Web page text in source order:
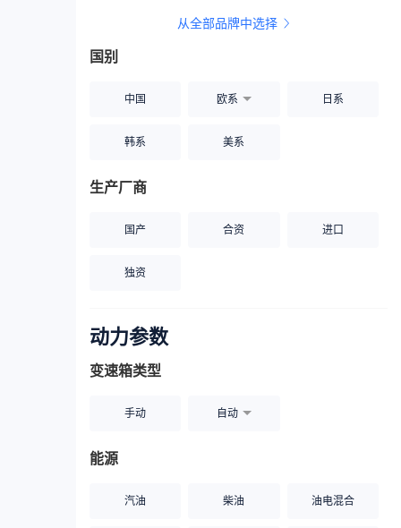
从全部品牌中选择
国别
中国 欧系 日系
韩系 美系
生产厂商
国产 合资 进口
独资
动力参数
变速箱类型
手动 自动
能源
汽油 柴油 油电混合